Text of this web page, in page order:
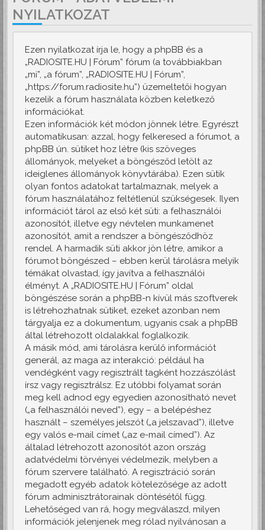
NYILATKOZAT
Ezen nyilatkozat írja le, hogy a phpBB és a
„RADIOSITE.HU | Fórum” fórum (a továbbiakban
„mi”, „a fórum”, „RADIOSITE.HU | Fórum”,
„https://forum.radiosite.hu”) üzemeltetői hogyan
kezelik a fórum használata közben keletkező
információkat.
Ezen információk két módon jönnek létre. Egyrészt
automatikusan: azzal, hogy felkeresed a fórumot, a
phpBB ún. sütiket hoz létre (kis szöveges
állományok, melyeket a böngésződ letölt az
ideiglenes állományok könyvtárába). Ezen sütik
olyan fontos adatokat tartalmaznak, melyek a
fórum használatához feltétlenül szükségesek. Ilyen
információt tárol az első két süti: a felhasználói
azonosítót, illetve egy névtelen munkamenet
azonosítót, amit a rendszer a böngésződhöz
rendel. A harmadik süti akkor jön létre, amikor a
fórumot böngészed – ebben kerül tárolásra melyik
témákat olvastad, így javítva a felhasználói
élményt. A „RADIOSITE.HU | Fórum” oldal
böngészése során a phpBB-n kívül más szoftverek
is létrehozhatnak sütiket, ezeket azonban nem
tárgyalja ez a dokumentum, ugyanis csak a phpBB
által létrehozott oldalakkal foglalkozik.
A másik mód, ami tárolásra kerülő információt
generál, az maga az interakció: például ha
vendégként vagy regisztrált tagként hozzászólást
írsz vagy regisztrálsz. Ez utóbbi folyamat során
meg kell adnod egy egyedien azonosítható nevet
(„a felhasználói neved”), egy – a belépéshez
használt – személyes jelszót („a jelszavad”), illetve
egy valós e-mail címet („az e-mail címed”). Az
általad létrehozott azonosítót azon ország
adatvédelmi törvényei védelmezik, melyben a
fórum szervere található. A regisztráció során
megadott egyéb adatok kötelezősége az adott
fórum adminisztrátorainak döntésétől függ.
Lehetőséged van rá, hogy megválaszd, milyen
információk jelenjenek meg rólad nyilvánosan a